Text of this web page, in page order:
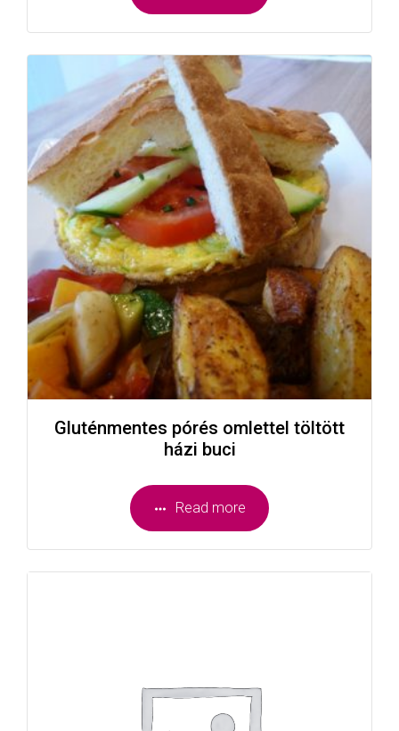
Gluténmentes pórés omlettel töltött
házi buci
Read more